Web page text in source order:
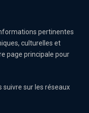
pertinentes
culturelles et
page principale pour
suivre sur les réseaux